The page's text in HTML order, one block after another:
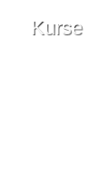
Kurse